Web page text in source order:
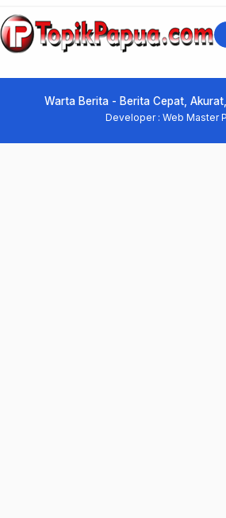
Warta Berita - Berita Cepat,
Developer : Web Master